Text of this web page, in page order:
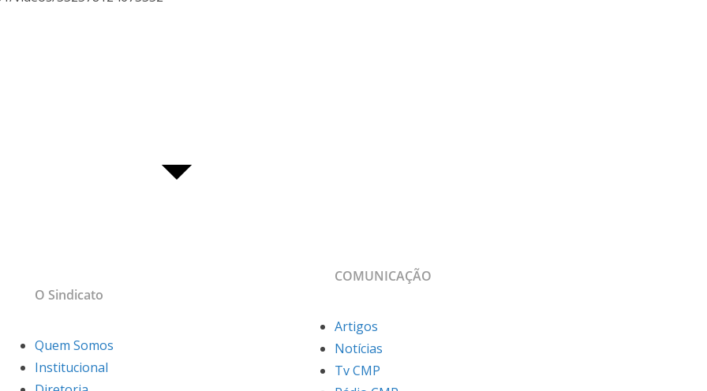
O Sindicato
Quem Somos
Institucional
COMUNICAÇÃO
Artigos
Notícias
Tv CMP